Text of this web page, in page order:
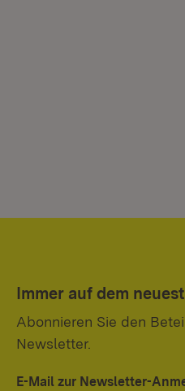
Immer auf dem
Abonnieren Sie den
Newsletter.
E-Mail zur Newsletter-